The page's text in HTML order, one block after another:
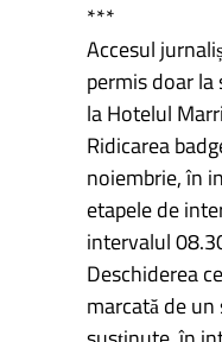
***
Accesul
permis doar
la Hotelul
Ridicarea
noiembrie, în
etapele de
intervalul
Deschiderea
marcată de